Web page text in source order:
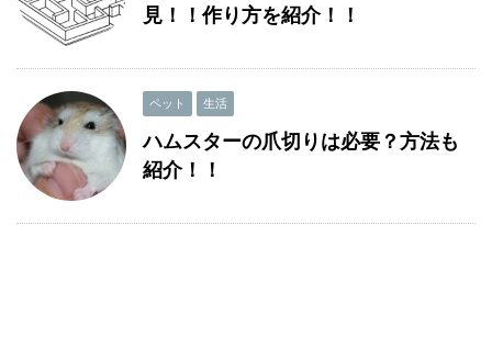
見！！作り方を紹介！！
ペット 生活
ハムスターの爪切りは必要？方法も
紹介！！